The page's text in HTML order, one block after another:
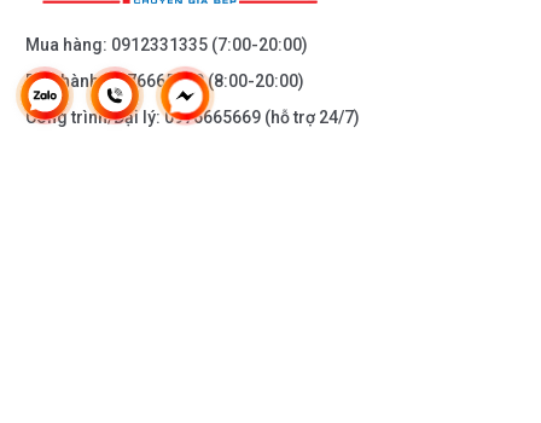
Mua hàng: 0912331335 (7:00-20:00)
Bảo hành:0976665669(8:00-20:00)
Công trình/Đại lý:0976665669 (hỗ trợ 24/7)